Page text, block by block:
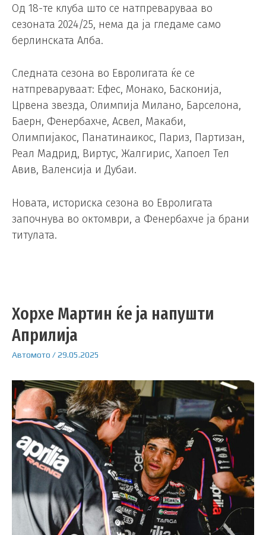
Од 18-те клуба што се натпреваруваа во
сезоната 2024/25, нема да ја гледаме само
берлинската Алба.
Следната сезона во Евролигата ќе се
натпреваруваат: Ефес, Монако, Басконија,
Црвена звезда, Олимпија Милано, Барселона,
Баерн, Фенербахче, Асвел, Макаби,
Олимпијакос, Панатинаикос, Париз, Партизан,
Реал Мадрид, Виртус, Жалгирис, Хапоел Тел
Авив, Валенсија и Дубаи.
Новата, историска сезона во Евролигата
започнува во октомври, а Фенербахче ја брани
титулата.
Хорхе Мартин ќе ја напушти
Априлија
Автомото /29.05.2025